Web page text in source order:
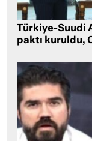
Türkiye-
paktı kuruldu,